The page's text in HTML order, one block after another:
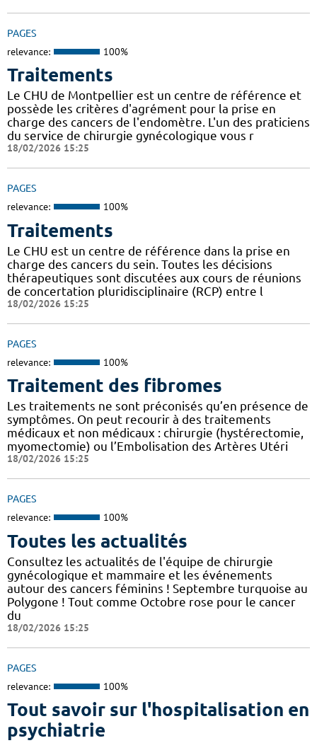
PAGES
relevance: 100%
Traitements
Le CHU de Montpellier est un centre de référence et
possède les critères d'agrément pour la prise en
charge des cancers de l'endomètre. L'un des praticiens
du service de chirurgie gynécologique vous r
18/02/2026 15:25
PAGES
relevance: 100%
Traitements
Le CHU est un centre de référence dans la prise en
charge des cancers du sein. Toutes les décisions
thérapeutiques sont discutées aux cours de réunions
de concertation pluridisciplinaire (RCP) entre l
18/02/2026 15:25
PAGES
relevance: 100%
Traitement des fibromes
Les traitements ne sont préconisés qu’en présence de
symptômes. On peut recourir à des traitements
médicaux et non médicaux : chirurgie (hystérectomie,
myomectomie) ou l’Embolisation des Artères Utéri
18/02/2026 15:25
PAGES
relevance: 100%
Toutes les actualités
Consultez les actualités de l'équipe de chirurgie
gynécologique et mammaire et les événements
autour des cancers féminins ! Septembre turquoise au
Polygone ! Tout comme Octobre rose pour le cancer
du
18/02/2026 15:25
PAGES
relevance: 100%
Tout savoir sur l'hospitalisation en
psychiatrie